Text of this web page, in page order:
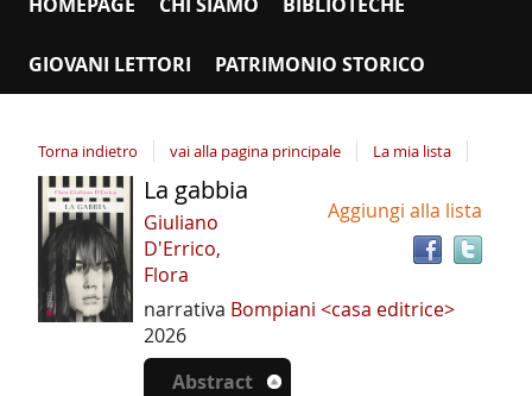
GIOVANI LETTORI PATRIMONIO STORICO
Torna indietro vai alla pagina principale La mia lista
Dettaglio
del
documento
Aggiungi alla lista
La gabbia
Giuliano
D'Errico,
Flora
narrativa Bompiani <casa editrice>
2026
Abstract